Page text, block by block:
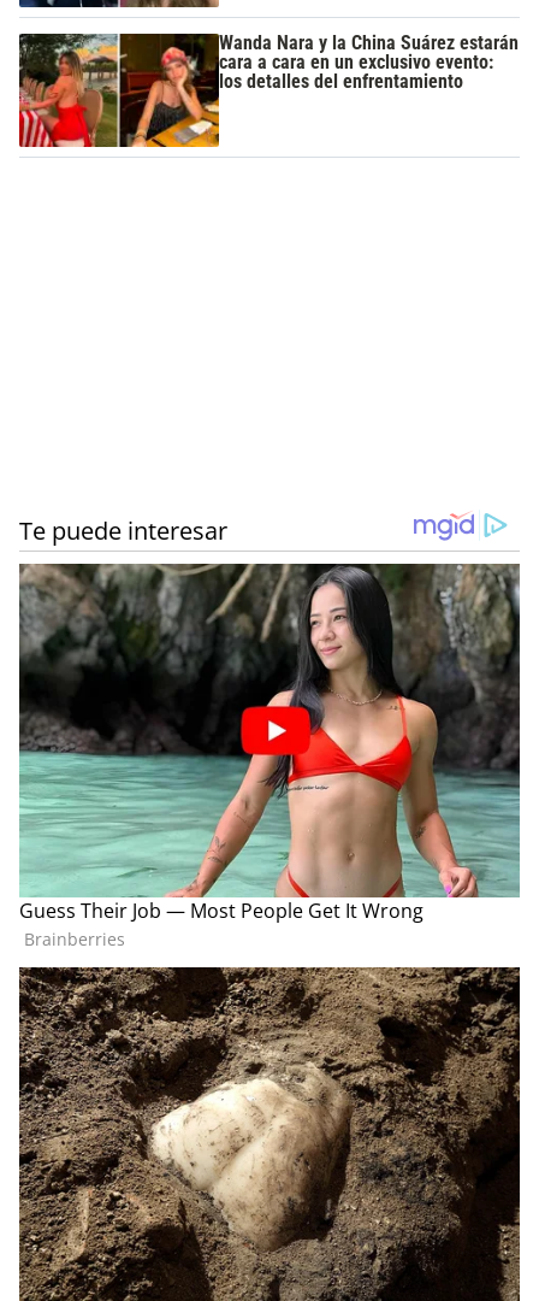
Wanda Nara y la China Suárez estarán
cara a cara en un exclusivo evento:
los detalles del enfrentamiento